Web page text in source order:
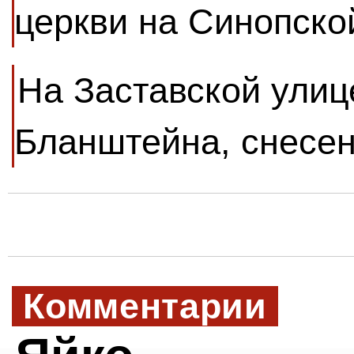
церкви на
На Заставской
Бланштейна,
Комментарии